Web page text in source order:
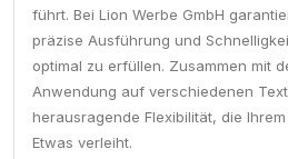
führt. Bei Lion Werbe GmbH
präzise Ausführung und
optimal zu erfüllen. Zusammen mit
Anwendung auf verschiedenen
herausragende Flexibilität, die
Etwas verleiht.